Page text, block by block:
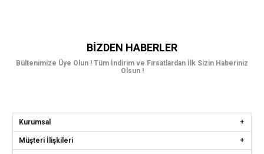
BIZDEN HABERLER
Bültenimize Üye Olun ! Tüm İndirim ve Fırsatlardan İlk Sizin Haberiniz
Olsun !
Kurumsal
Müşteri İlişkileri